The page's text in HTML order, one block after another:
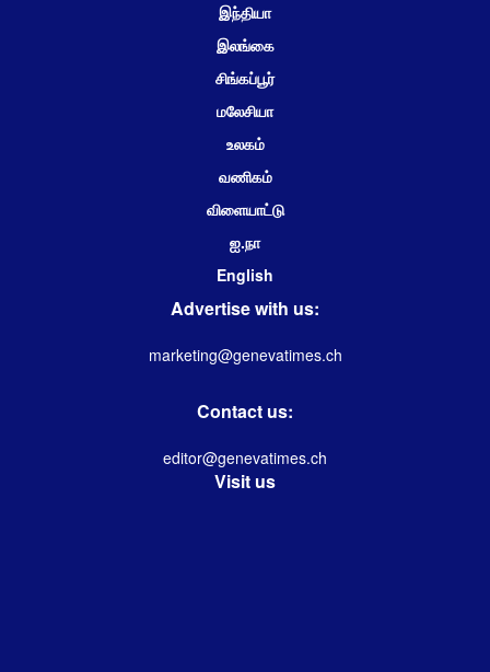
இந்தியா
இலங்கை
சிங்கப்பூர்
மலேசியா
உலகம்
வணிகம்
விளையாட்டு
ஐ.நா
English
Advertise with us:
marketing@genevatimes.ch
Contact us:
editor@genevatimes.ch
Visit us